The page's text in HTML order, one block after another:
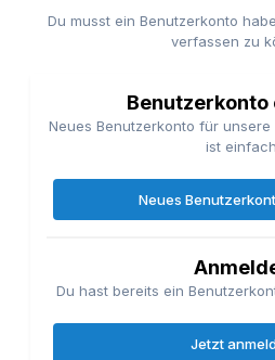
Du musst ein Benutzerkonto
verfassen zu
Benutzerkonto
Neues Benutzerkonto für unsere
ist
Neues
Du hast bereits ein
Jetzt